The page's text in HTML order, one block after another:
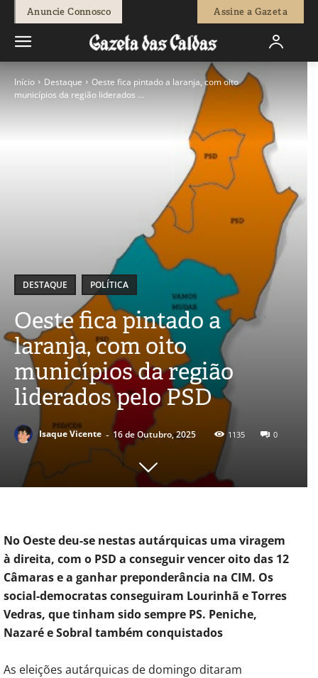
Anuncie Connosco Assine a Gazeta
Início Destaque
Oeste fica pintado a laranja, com oito
municípios da região liderados ...
DESTAQUE POLÍTICA
Oeste fica pintado a
laranja, com oito
municípios da região
liderados pelo PSD
Isaque Vicente - 16 de Outubro, 2025 1135 0
No Oeste deu-se nestas autárquicas uma viragem
à direita, com o PSD a conseguir vencer oito das 12
Câmaras e a ganhar preponderância na CIM. Os
social-democratas conseguiram Lourinhã e Torres
Vedras, que tinham sido sempre PS. Peniche,
Nazaré e Sobral também conquistados
As eleições autárquicas de domingo ditaram